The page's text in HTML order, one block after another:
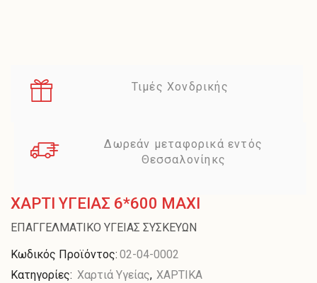
Τιμές Χονδρικής
Δωρεάν μεταφορικά εντός
Θεσσαλονίηκς
ΧΑΡΤΙ ΥΓΕΙΑΣ 6*600 MAXI
ΕΠΑΓΓΕΛΜΑΤΙΚΟ ΥΓΕΙΑΣ ΣΥΣΚΕΥΩΝ
Κωδικός Προϊόντος: 02-04-0002
Κατηγορίες: Χαρτιά Υγείας, ΧΑΡΤΙΚΑ